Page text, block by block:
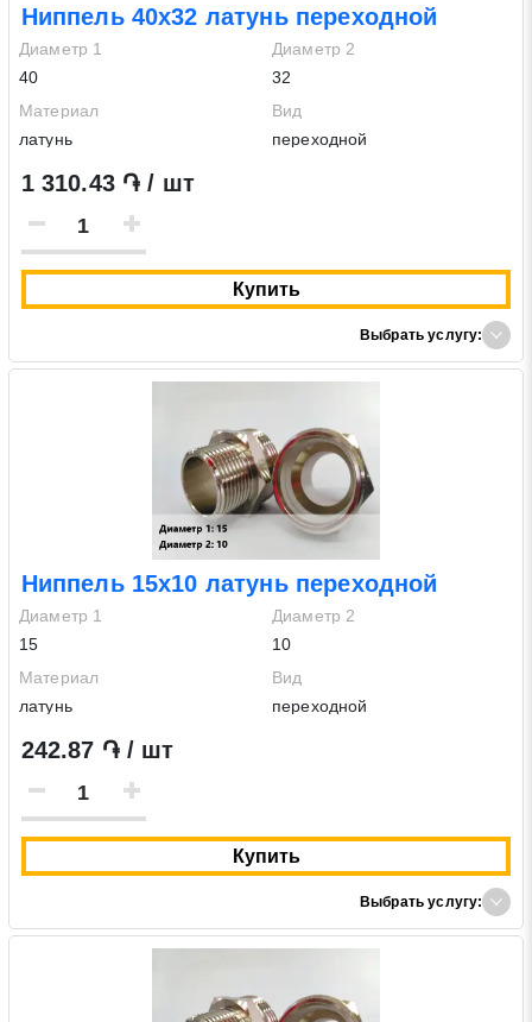
Поиск
Ниппель 40х32 латунь переходной
Диаметр 1
40
Диаметр 2
32
Материал
латунь
Вид
переходной
1 310.43 ֏ / шт
Купить
Выбрать услугу:
Ниппель 15х10 латунь переходной
Диаметр 1
15
Диаметр 2
10
Материал
латунь
Вид
переходной
242.87 ֏ / шт
Купить
Выбрать услугу: